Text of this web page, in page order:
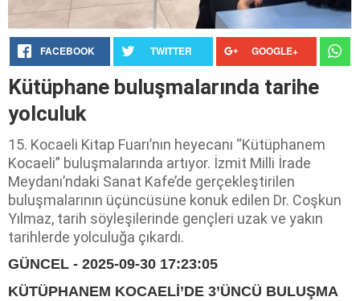
FACEBOOK TWITTER GOOGLE+
Kütüphane buluşmalarında tarihe
yolculuk
15. Kocaeli Kitap Fuarı’nın heyecanı “Kütüphanem
Kocaeli” buluşmalarında artıyor. İzmit Milli İrade
Meydanı’ndaki Sanat Kafe’de gerçekleştirilen
buluşmalarının üçüncüsüne konuk edilen Dr. Coşkun
Yılmaz, tarih söyleşilerinde gençleri uzak ve yakın
tarihlerde yolculuğa çıkardı.
GÜNCEL - 2025-09-30 17:23:05
KÜTÜPHANEM KOCAELİ’DE 3’ÜNCÜ BULUŞMA